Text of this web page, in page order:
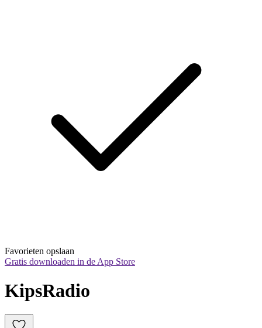
Favorieten opslaan
Gratis downloaden in de App Store
KipsRadio